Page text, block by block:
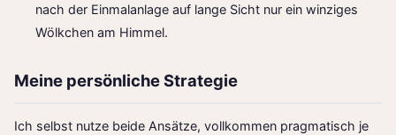
nach der Einmalanlage auf lange Sicht nur ein winziges
Wölkchen am Himmel.
Meine persönliche Strategie
Ich selbst nutze beide Ansätze, vollkommen pragmatisch je